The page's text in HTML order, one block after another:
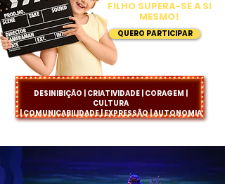
FILHO SUPERA-SE A SI
MESMO!
DESINIBIÇÃO | CRIATIVIDADE | CORAGEM |
CULTURA
| COMUNICABILIDADE | EXPRESSÃO | AUTONOMIA
QUERO PARTICIPAR